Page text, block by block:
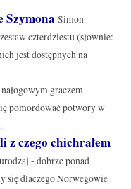
Szymona Simon
czterdziestu (słownie:
jest dostępnych na
graczem
pomordować potwory w
z czego chichrałem
- dobrze ponad
się dlaczego Norwegowie